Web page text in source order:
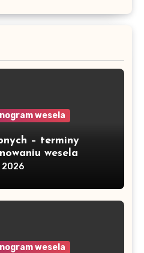
wesela
– terminy
wesela
2026
wesela